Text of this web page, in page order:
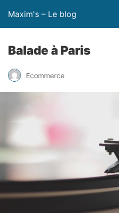
Maxim's – Le blog
Balade à Paris
Ecommerce